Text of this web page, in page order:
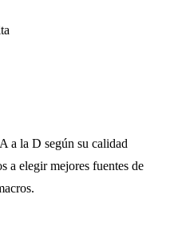
a la D según su calidad
a elegir mejores fuentes de